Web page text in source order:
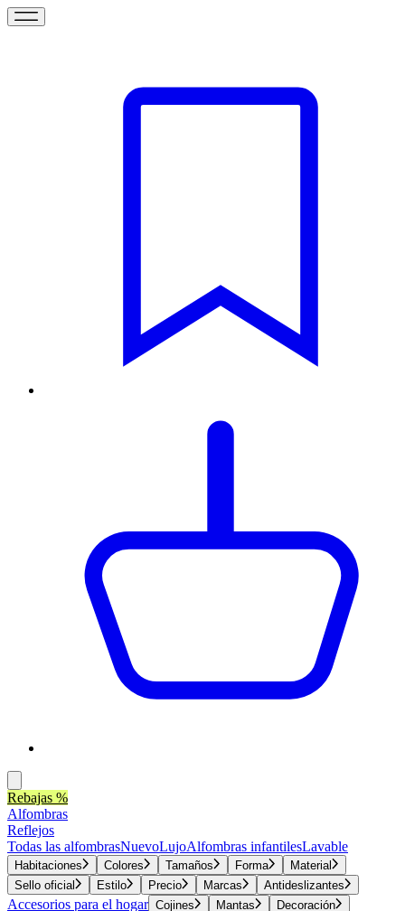
Rebajas %
Alfombras
Reflejos
Todas las alfombrasNuevoLujoAlfombras infantilesLavable
Habitaciones Colores Tamaños Forma
Material
Sello oficial
Estilo Precio Marcas Antideslizantes
Accesorios para el hogar Cojines Mantas
Decoración